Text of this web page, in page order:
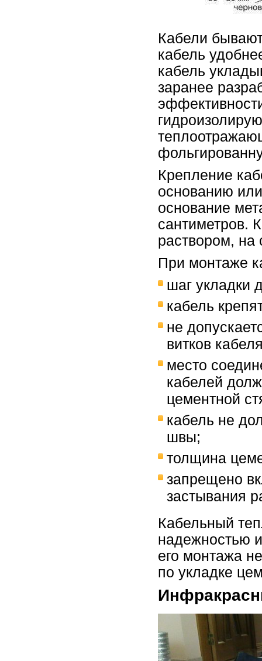
Кабели
кабель
кабель
заранее
Крепление
основанию
основание
сантиметров.
раствором, на
При монтаже
шаг укладки
кабель
не
витков
место
кабелей
цементной
кабель не
швы;
толщина
запрещено
застывания
Кабельный
надежностью
его монтажа
по укладке